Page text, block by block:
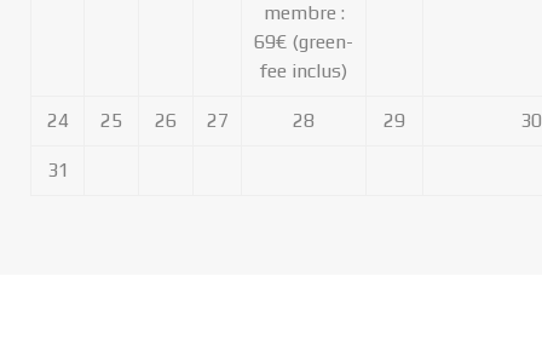
membre :
69€ (green-
fee inclus)
24 25 26 27 28 29 30
31